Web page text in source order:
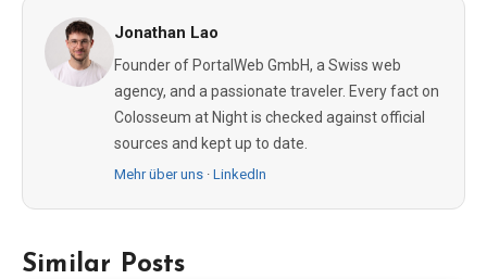
Jonathan Lao
Founder of PortalWeb GmbH, a Swiss web
agency, and a passionate traveler. Every fact on
Colosseum at Night is checked against official
sources and kept up to date.
Mehr über uns · LinkedIn
Similar Posts